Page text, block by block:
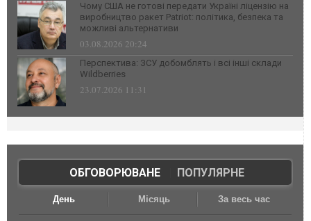
Чому США не готові передати Україні ліцензію на
виробництво ракет Patriot: політика, безпека та
можливі альтернативи
03.08.2026 20:24
Перспектива: ЗСУ добомблять і всі інші склади
Wildberries
23.07.2026 11:31
ОБГОВОРЮВАНЕ| ПОПУЛЯРНЕ
День Місяць За весь час